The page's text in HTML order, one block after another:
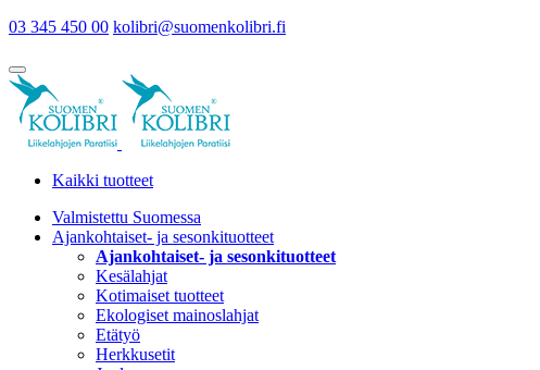
03 345 450 00 kolibri@suomenkolibri.fi
Kaikki tuotteet
Valmistettu Suomessa
Ajankohtaiset- ja sesonkituotteet
Ajankohtaiset- ja sesonkituotteet
Kesälahjat
Kotimaiset tuotteet
Ekologiset mainoslahjat
Etätyö
Herkkusetit